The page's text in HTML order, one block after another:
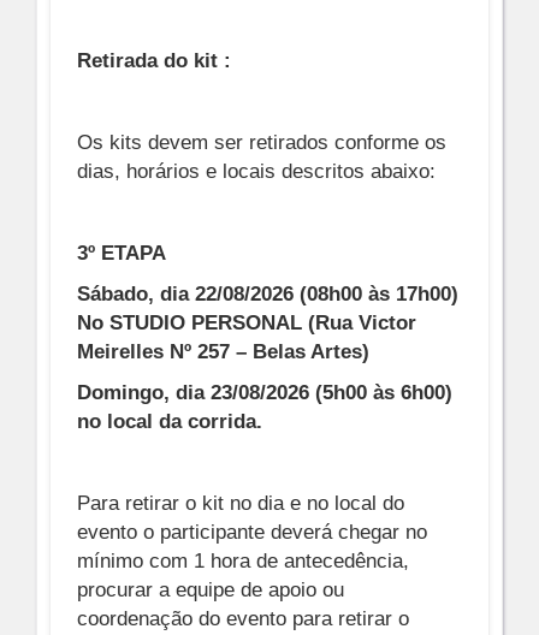
Retirada do kit :
Os kits devem ser retirados conforme os
dias, horários e locais descritos abaixo:
3º ETAPA
Sábado, dia 22/08/2026 (08h00 às 17h00)
No STUDIO PERSONAL (Rua Victor
Meirelles Nº 257 – Belas Artes)
Domingo, dia 23/08/2026 (5h00 às 6h00)
no local da corrida.
Para retirar o kit no dia e no local do
evento o participante deverá chegar no
mínimo com 1 hora de antecedência,
procurar a equipe de apoio ou
coordenação do evento para retirar o